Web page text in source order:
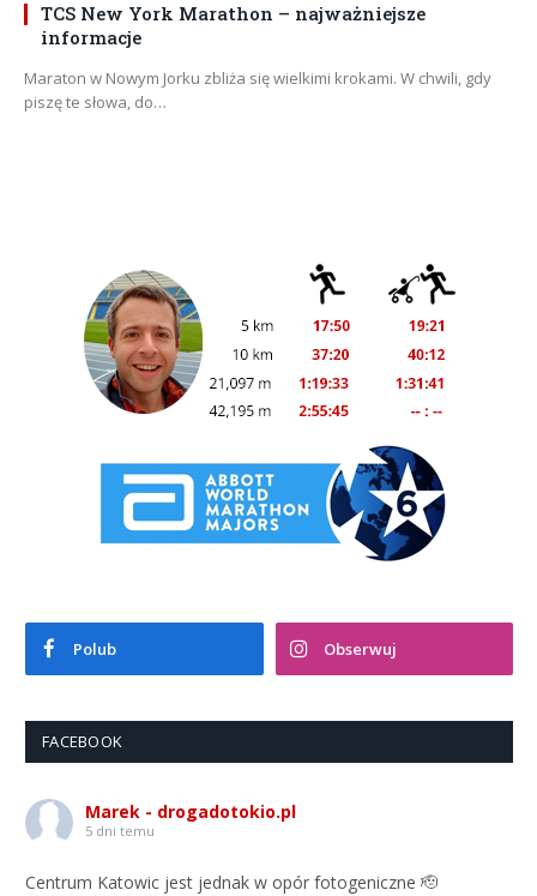
TCS New York Marathon – najważniejsze
informacje
Maraton w Nowym Jorku zbliża się wielkimi krokami. W chwili, gdy
piszę te słowa, do…
Polub Obserwuj
FACEBOOK
Marek - drogadotokio.pl
5 dni temu
Centrum Katowic jest jednak w opór fotogeniczne 🫡